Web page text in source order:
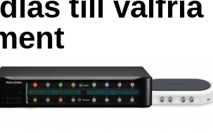
till valfria